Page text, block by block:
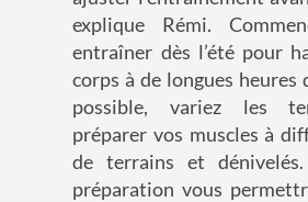
explique Rémi.
entraîner dès l’été pour
corps à de longues heures
possible, variez les
préparer vos muscles à
deterrainset dénivelés.
préparation vous